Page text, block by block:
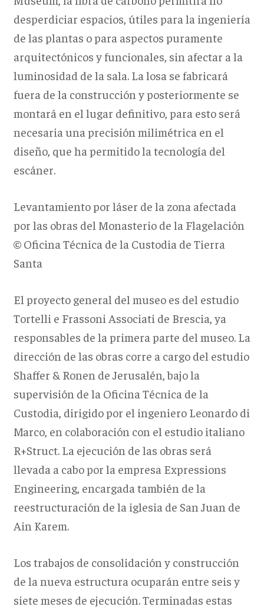
desperdiciar espacios, útiles para la ingeniería
de las plantas o para aspectos puramente
arquitectónicos y funcionales, sin afectar a la
luminosidad de la sala. La losa se fabricará
fuera de la construcción y posteriormente se
montará en el lugar definitivo, para esto será
necesaria una precisión milimétrica en el
diseño, que ha permitido la tecnología del
escáner.
Levantamiento por láser de la zona afectada
por las obras del Monasterio de la Flagelación
© Oficina Técnica de la Custodia de Tierra
Santa
El proyecto general del museo es del estudio
Tortelli e Frassoni Associati de Brescia, ya
responsables de la primera parte del museo. La
dirección de las obras corre a cargo del estudio
Shaffer & Ronen de Jerusalén, bajo la
supervisión de la Oficina Técnica de la
Custodia, dirigido por el ingeniero Leonardo di
Marco, en colaboración con el estudio italiano
R+Struct. La ejecución de las obras será
llevada a cabo por la empresa Expressions
Engineering, encargada también de la
reestructuración de la iglesia de San Juan de
Ain Karem.
Los trabajos de consolidación y construcción
de la nueva estructura ocuparán entre seis y
siete meses de ejecución. Terminadas estas